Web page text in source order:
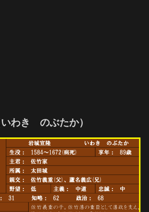
わき のぶたか）